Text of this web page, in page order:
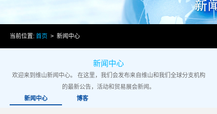
当前位置: 首页 > 新闻中心
新闻中心
欢迎来到维山新闻中心。 在这里，我们会发布来自维山和我们全球分支机构
的最新公告，活动和贸易展会新闻。
新闻中心
博客